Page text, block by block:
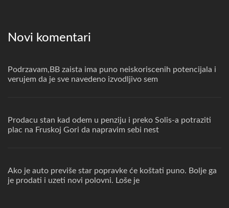
Novi komentari
Podrzavam,BB zaista ima puno neiskoriscenih potencijala i
verujem da je sve navedeno izvodljivo sem
Prodacu stan kad odem u penziju i preko Solis-a potraziti
plac na Fruskoj Gori da napravim sebi nest
Ako je auto previše star popravke će koštati puno. Bolje ga
je prodati i uzeti novi polovni. Loše je